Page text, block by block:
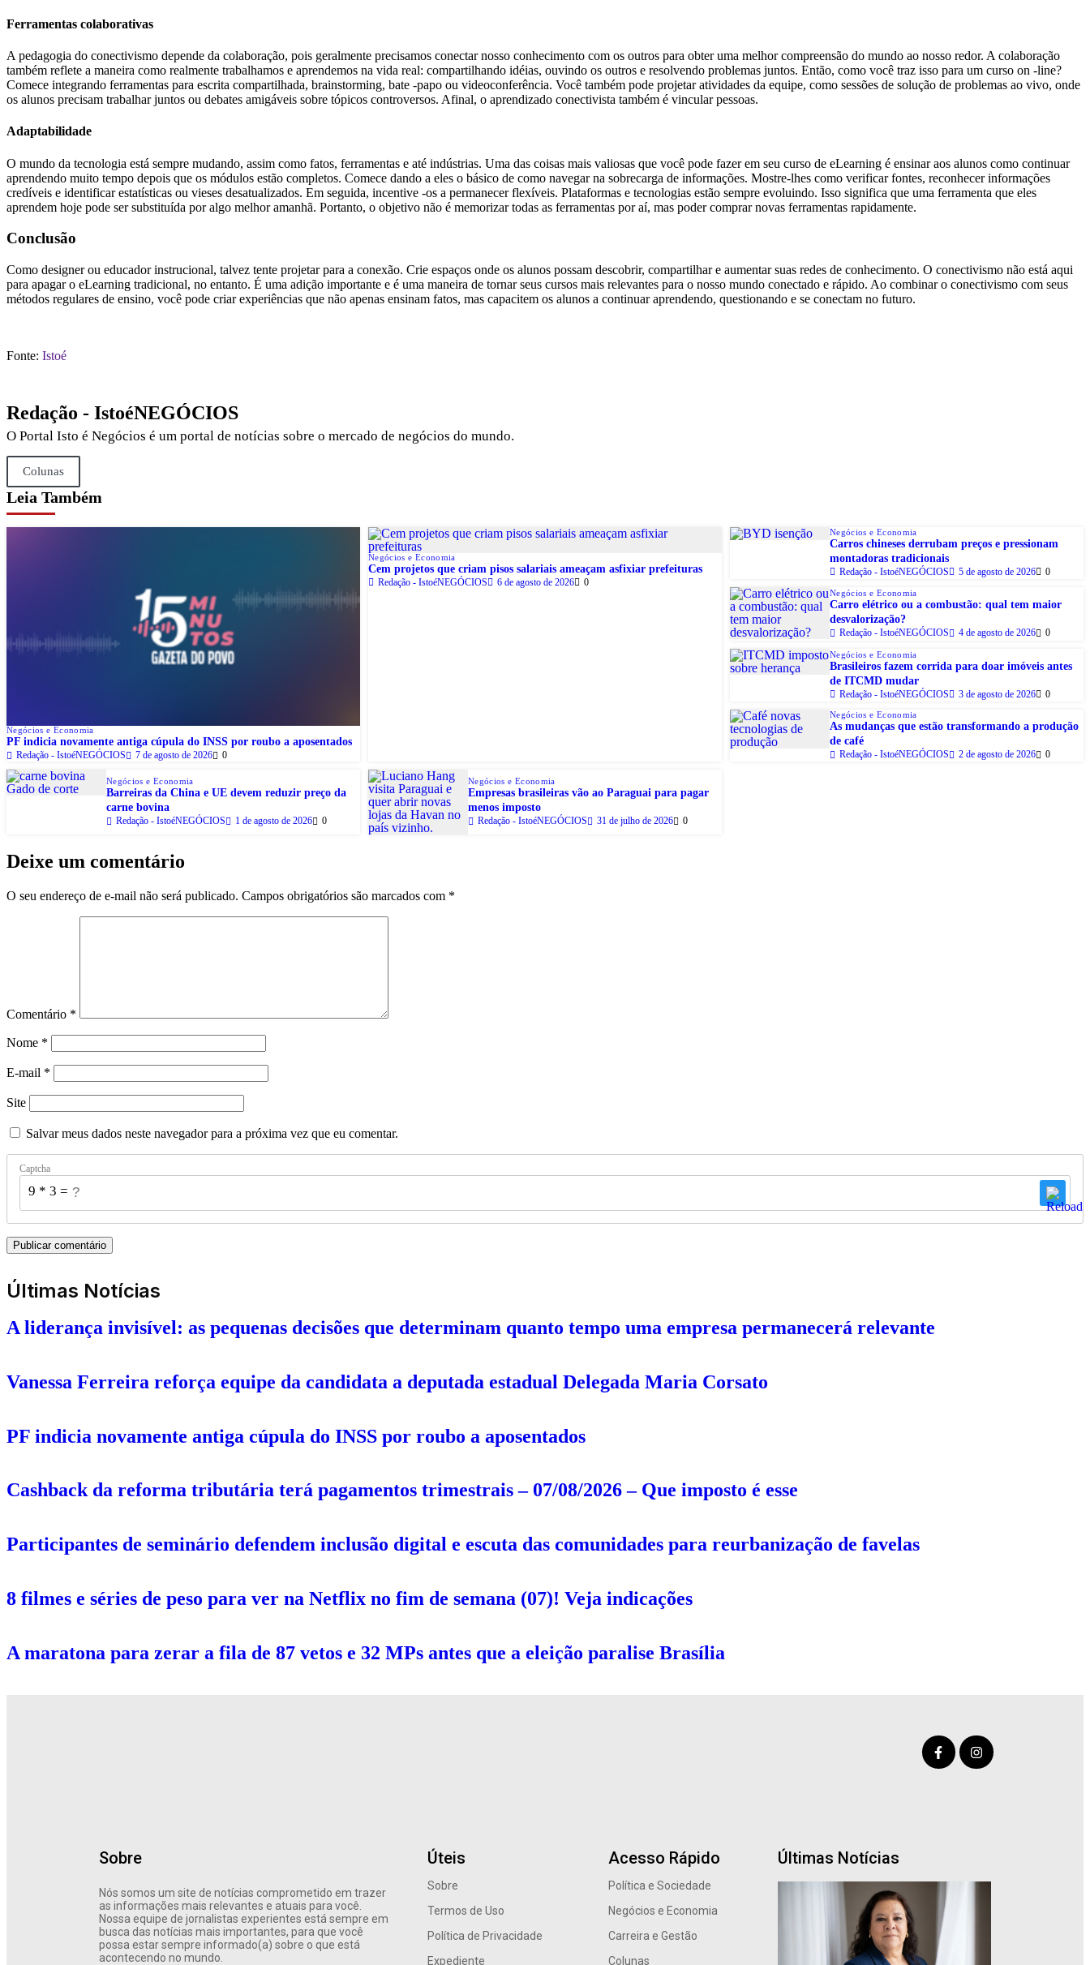
Ferramentas colaborativas
A pedagogia do conectivismo depende da colaboração, pois geralmente precisamos conectar nosso conhecimento com os outros para obter uma melhor compreensão do mundo ao nosso redor. A colaboração
também reflete a maneira como realmente trabalhamos e aprendemos na vida real: compartilhando idéias, ouvindo os outros e resolvendo problemas juntos. Então, como você traz isso para um curso on -line?
Comece integrando ferramentas para escrita compartilhada, brainstorming, bate -papo ou videoconferência. Você também pode projetar atividades da equipe, como sessões de solução de problemas ao vivo, onde
os alunos precisam trabalhar juntos ou debates amigáveis ​​sobre tópicos controversos. Afinal, o aprendizado conectivista também é vincular pessoas.
Adaptabilidade
O mundo da tecnologia está sempre mudando, assim como fatos, ferramentas e até indústrias. Uma das coisas mais valiosas que você pode fazer em seu curso de eLearning é ensinar aos alunos como continuar
aprendendo muito tempo depois que os módulos estão completos. Comece dando a eles o básico de como navegar na sobrecarga de informações. Mostre-lhes como verificar fontes, reconhecer informações
credíveis e identificar estatísticas ou vieses desatualizados. Em seguida, incentive -os a permanecer flexíveis. Plataformas e tecnologias estão sempre evoluindo. Isso significa que uma ferramenta que eles
aprendem hoje pode ser substituída por algo melhor amanhã. Portanto, o objetivo não é memorizar todas as ferramentas por aí, mas poder comprar novas ferramentas rapidamente.
Conclusão
Como designer ou educador instrucional, talvez tente projetar para a conexão. Crie espaços onde os alunos possam descobrir, compartilhar e aumentar suas redes de conhecimento. O conectivismo não está aqui
para apagar o eLearning tradicional, no entanto. É uma adição importante e é uma maneira de tornar seus cursos mais relevantes para o nosso mundo conectado e rápido. Ao combinar o conectivismo com seus
métodos regulares de ensino, você pode criar experiências que não apenas ensinam fatos, mas capacitem os alunos a continuar aprendendo, questionando e se conectam no futuro.
Fonte: Istoé
Redação - IstoéNEGÓCIOS
O Portal Isto é Negócios é um portal de notícias sobre o mercado de negócios do mundo.
Colunas
Leia Também
Negócios e Economia
PF indicia novamente antiga cúpula do INSS por roubo a aposentados
Redação - IstoéNEGÓCIOS 7 de agosto de 2026 0
Negócios e Economia
Cem projetos que criam pisos salariais ameaçam asfixiar prefeituras
Redação - IstoéNEGÓCIOS 6 de agosto de 2026 0
Negócios e Economia
Carros chineses derrubam preços e pressionam
montadoras tradicionais
Redação - IstoéNEGÓCIOS 5 de agosto de 2026 0
Negócios e Economia
Carro elétrico ou a combustão: qual tem maior
desvalorização?
Redação - IstoéNEGÓCIOS 4 de agosto de 2026 0
Negócios e Economia
Brasileiros fazem corrida para doar imóveis antes
de ITCMD mudar
Redação - IstoéNEGÓCIOS 3 de agosto de 2026 0
Negócios e Economia
As mudanças que estão transformando a produção
de café
Redação - IstoéNEGÓCIOS 2 de agosto de 2026 0
Negócios e Economia
Barreiras da China e UE devem reduzir preço da
carne bovina
Redação - IstoéNEGÓCIOS 1 de agosto de 2026 0
Negócios e Economia
Empresas brasileiras vão ao Paraguai para pagar
menos imposto
Redação - IstoéNEGÓCIOS 31 de julho de 2026 0
Deixe um comentário
O seu endereço de e-mail não será publicado. Campos obrigatórios são marcados com *
Comentário *
Nome *
E-mail *
Site
Salvar meus dados neste navegador para a próxima vez que eu comentar.
Captcha
9 * 3 = ?
Últimas Notícias
A liderança invisível: as pequenas decisões que determinam quanto tempo uma empresa permanecerá relevante
Vanessa Ferreira reforça equipe da candidata a deputada estadual Delegada Maria Corsato
PF indicia novamente antiga cúpula do INSS por roubo a aposentados
Cashback da reforma tributária terá pagamentos trimestrais – 07/08/2026 – Que imposto é esse
Participantes de seminário defendem inclusão digital e escuta das comunidades para reurbanização de favelas
8 filmes e séries de peso para ver na Netflix no fim de semana (07)! Veja indicações
A maratona para zerar a fila de 87 vetos e 32 MPs antes que a eleição paralise Brasília
Sobre
Nós somos um site de notícias comprometido em trazer
as informações mais relevantes e atuais para você.
Nossa equipe de jornalistas experientes está sempre em
busca das notícias mais importantes, para que você
possa estar sempre informado(a) sobre o que está
acontecendo no mundo.
Úteis
Sobre
Termos de Uso
Política de Privacidade
Expediente
Acesso Rápido
Política e Sociedade
Negócios e Economia
Carreira e Gestão
Colunas
Últimas Notícias